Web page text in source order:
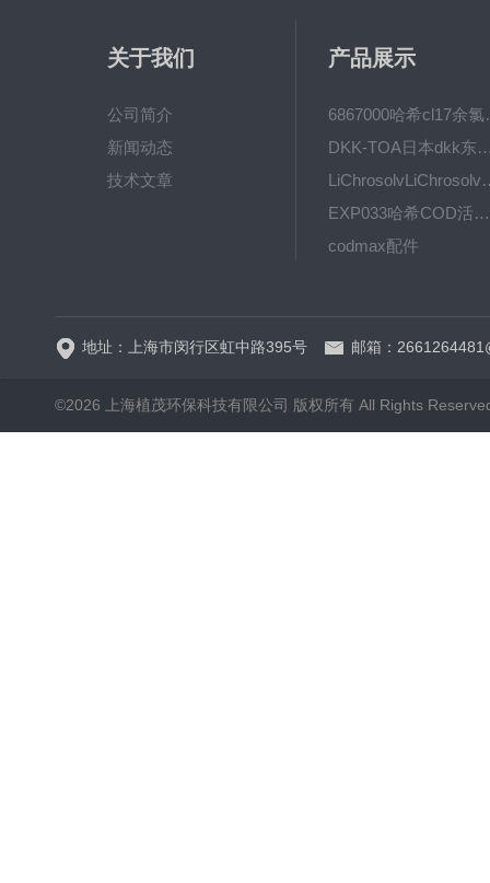
关于我们
公司简介
新闻动态
技术文章
产品展示
6867000
DKK-TOA日本dkk东亚电
EXP033哈希COD活塞泵价格 EXP033
codmax配件
地址：上海市闵行区虹中路395号 邮箱：
©2026 上海植茂环保科技有限公司 版权所有 All Rights